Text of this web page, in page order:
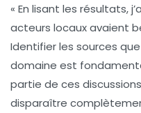
« En lisant les résultats,
acteurs locaux avaient
Identifier les sources
domaine est
partie de ces
disparaître